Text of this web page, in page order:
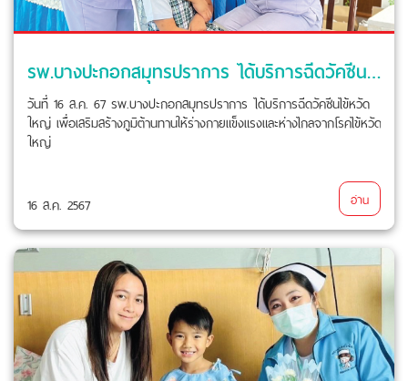
รพ.บางปะกอกสมุทรปราการ ได้บริการฉีดวัคซีนไข้หวัดใหญ่
วันที่ 16 ส.ค. 67 รพ.บางปะกอกสมุทรปราการ ได้บริการฉีดวัคซีนไข้หวัด
ใหญ่ เพื่อเสริมสร้างภูมิต้านทานให้ร่างกายแข็งแรงและห่างไกลจากโรคไข้หวัด
ใหญ่
16 ส.ค. 2567 อ่าน